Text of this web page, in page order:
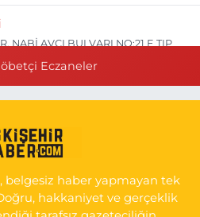
NABİ AVCI BULVARI NO:21 E TIP
ÖZAYDIN CD.8 B ESKİ DEVLET
Al
Eczaneler
belgesiz haber yapmayan tek
hakkaniyet ve gerçeklik